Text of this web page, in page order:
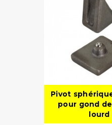
Pivot
pour gond
lourd